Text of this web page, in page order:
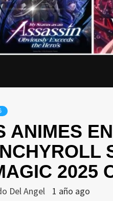
ANIMES
2025
Del Angel 1 año ago